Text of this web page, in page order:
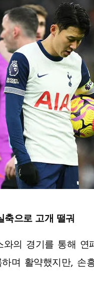
으로 고개 떨궈
의 경기를 통해
며 활약했지만, 손